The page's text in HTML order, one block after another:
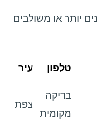
יותר או משולבים
טלפון
עיר
בדיקה
מקומית
צפת